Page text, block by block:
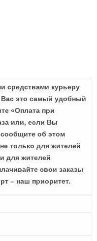
средствами курьеру
Вас это самый удобный
«Оплата при
или, если Вы
об этом
только для жителей
для жителей
свои заказы
– наш приоритет.